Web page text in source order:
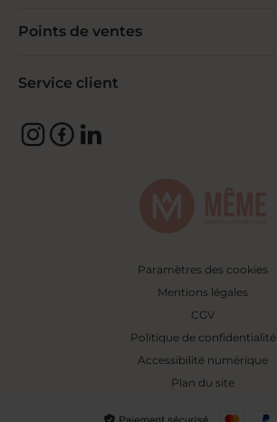
Points de ventes
Service client
Paramètres des cookies
Mentions légales
CGV
Politique de confidentialité
Accessibilité numérique
Plan du site